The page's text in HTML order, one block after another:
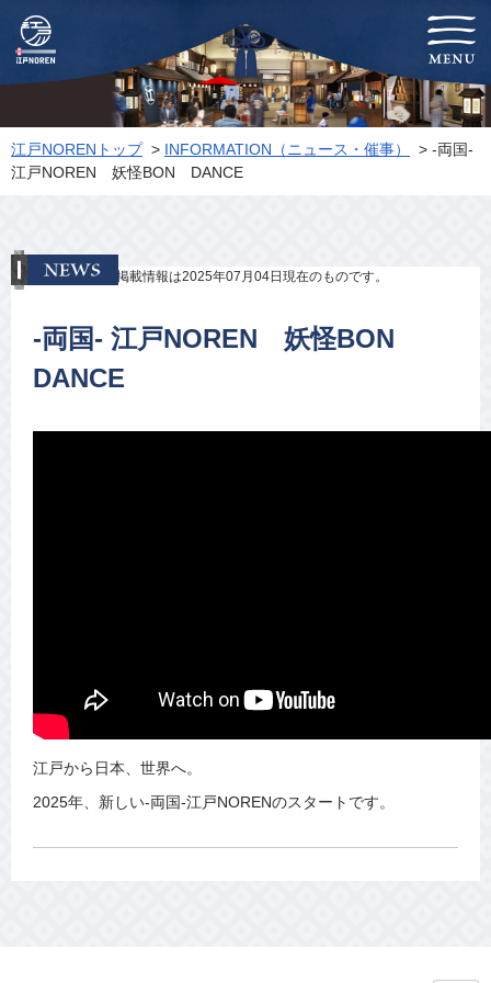
江戸NORENトップ > INFORMATION（ニュース・催事）
> ‐両国‐
江戸NOREN 妖怪BON DANCE
※掲載情報は2025年07月04日現在のものです。
‐両国‐ 江戸NOREN 妖怪BON
DANCE
江戸から日本、世界へ。
2025年、新しい‐両国‐江戸NORENのスタートです。